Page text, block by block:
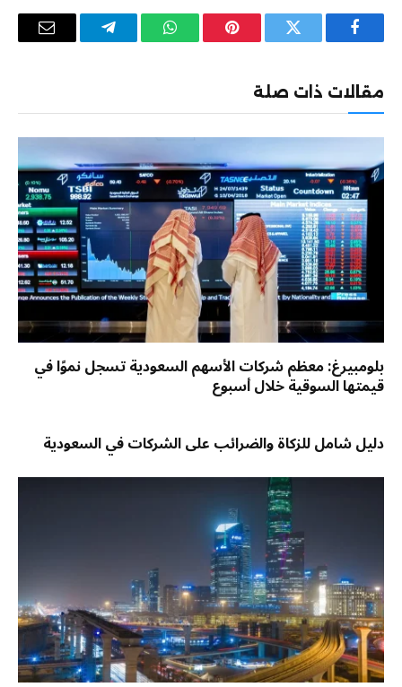
فيسبوك تويتر بينتيريستواتساب تيلقرام
البريد
مقالات ذات صلة
بلومبيرغ: معظم شركات الأسهم السعودية تسجل نموًا في
قيمتها السوقية خلال أسبوع
دليل شامل للزكاة والضرائب على الشركات في السعودية